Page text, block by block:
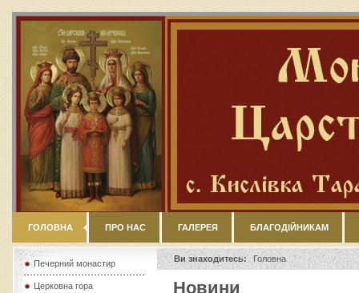
ГОЛОВНА ПРО НАС ГАЛЕРЕЯ БЛАГОДІЙНИКАМ
Печерний монастир
Церковна гора
Ви знаходитесь: Головна
Новини